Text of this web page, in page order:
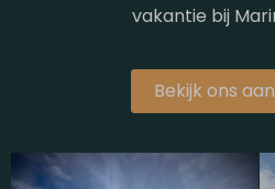
vakantie bij
Bekijk ons